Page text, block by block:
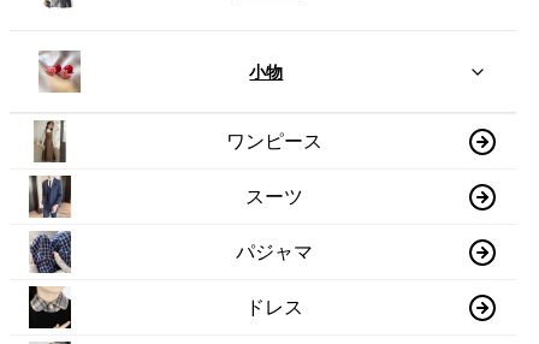
小物
ワンピース
スーツ
パジャマ
ドレス